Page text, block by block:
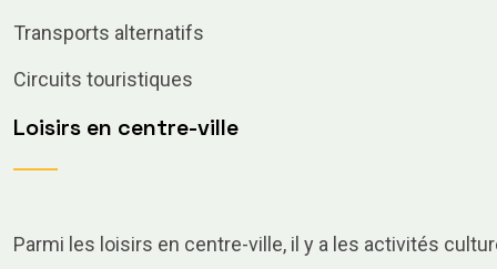
Transports alternatifs
Circuits touristiques
Loisirs en centre-ville
Parmi les loisirs en centre-ville, il y a les activités